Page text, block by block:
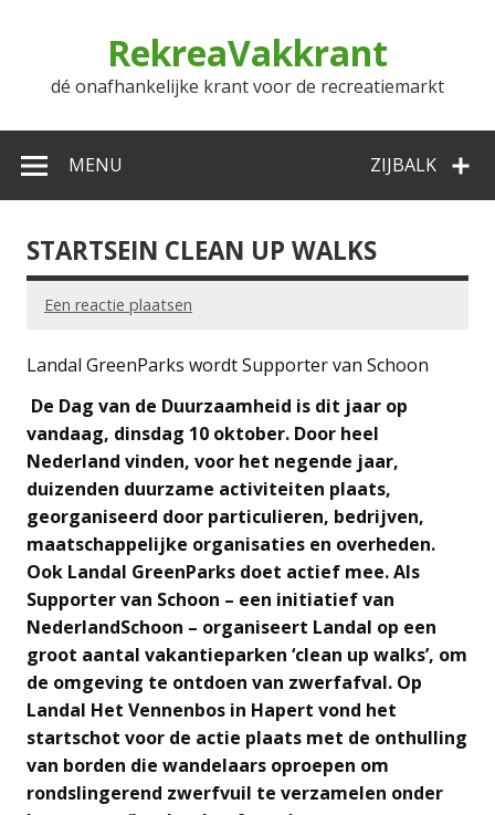
RekreaVakkrant
dé onafhankelijke krant voor de recreatiemarkt
ZIJBALK
MENU
STARTSEIN CLEAN UP WALKS
Een reactie plaatsen
Landal GreenParks wordt Supporter van Schoon
De Dag van de Duurzaamheid is dit jaar op
vandaag, dinsdag 10 oktober. Door heel
Nederland vinden, voor het negende jaar,
duizenden duurzame activiteiten plaats,
georganiseerd door particulieren, bedrijven,
maatschappelijke organisaties en overheden.
Ook Landal GreenParks doet actief mee. Als
Supporter van Schoon – een initiatief van
NederlandSchoon – organiseert Landal op een
groot aantal vakantieparken ‘clean up walks’, om
de omgeving te ontdoen van zwerfafval. Op
Landal Het Vennenbos in Hapert vond het
startschot voor de actie plaats met de onthulling
van borden die wandelaars oproepen om
rondslingerend zwerfvuil te verzamelen onder